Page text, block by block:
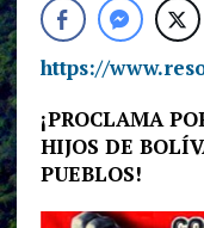
https://
¡PROCLAMA
HIJOS DE
PUEBLOS!